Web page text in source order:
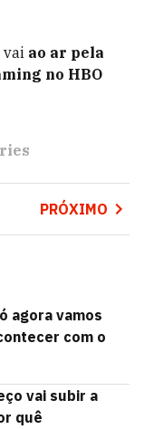
vai ao ar pela
no HBO
PRÓXIMO
agora vamos
com o
vai subir a
quê